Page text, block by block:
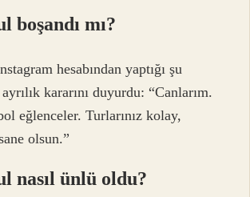
boşandı mı?
hesabından yaptığı şu
kararını duyurdu: “Canlarım.
eğlenceler. Turlarınız kolay,
olsun.”
nasıl ünlü oldu?